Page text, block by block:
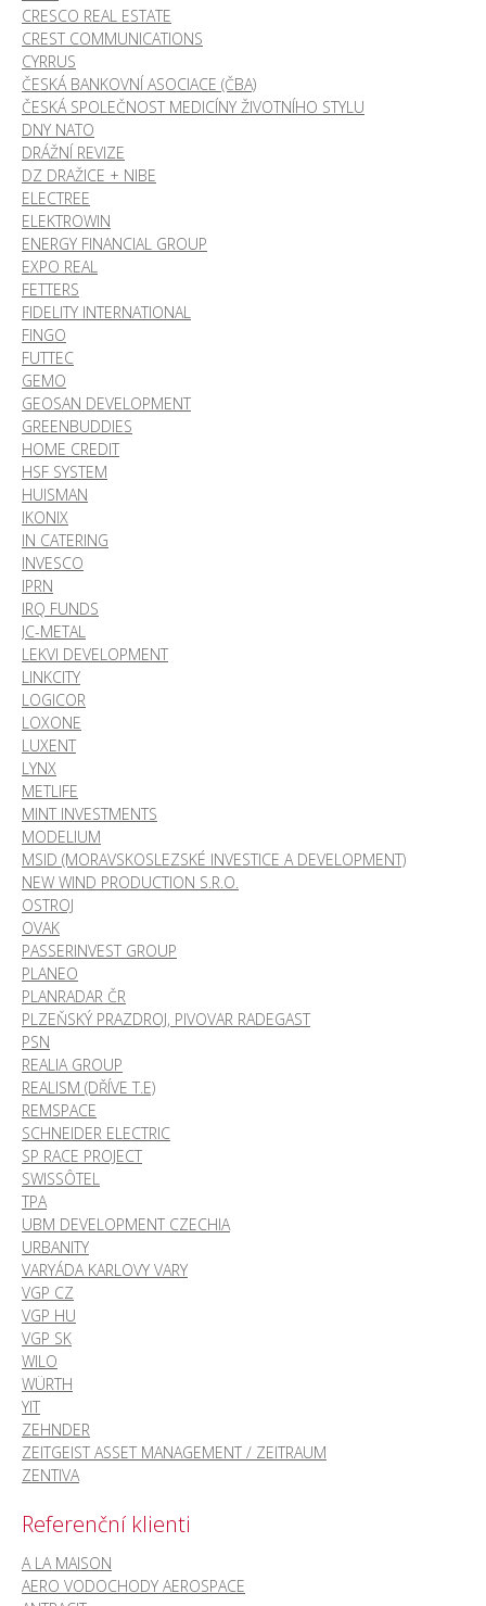
CRESCO REAL ESTATE
CREST COMMUNICATIONS
CYRRUS
ČESKÁ BANKOVNÍ ASOCIACE (ČBA)
ČESKÁ SPOLEČNOST MEDICÍNY ŽIVOTNÍHO STYLU
DNY NATO
DRÁŽNÍ REVIZE
DZ DRAŽICE + NIBE
ELECTREE
ELEKTROWIN
ENERGY FINANCIAL GROUP
EXPO REAL
FETTERS
FIDELITY INTERNATIONAL
FINGO
FUTTEC
GEMO
GEOSAN DEVELOPMENT
GREENBUDDIES
HOME CREDIT
HSF SYSTEM
HUISMAN
IKONIX
IN CATERING
INVESCO
IPRN
IRQ FUNDS
JC-METAL
LEKVI DEVELOPMENT
LINKCITY
LOGICOR
LOXONE
LUXENT
LYNX
METLIFE
MINT INVESTMENTS
MODELIUM
MSID (MORAVSKOSLEZSKÉ INVESTICE A DEVELOPMENT)
NEW WIND PRODUCTION S.R.O.
OSTROJ
OVAK
PASSERINVEST GROUP
PLANEO
PLANRADAR ČR
PLZEŇSKÝ PRAZDROJ, PIVOVAR RADEGAST
PSN
REALIA GROUP
REALISM (DŘÍVE T.E)
REMSPACE
SCHNEIDER ELECTRIC
SP RACE PROJECT
SWISSÔTEL
TPA
UBM DEVELOPMENT CZECHIA
URBANITY
VARYÁDA KARLOVY VARY
VGP CZ
VGP HU
VGP SK
WILO
WÜRTH
YIT
ZEHNDER
ZEITGEIST ASSET MANAGEMENT / ZEITRAUM
ZENTIVA
Referenční klienti
A LA MAISON
AERO VODOCHODY AEROSPACE